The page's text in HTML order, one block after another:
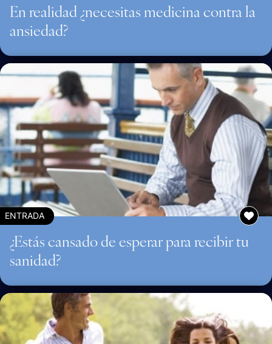
En realidad ¿necesitas medicina contra la
ansiedad?
ENTRADA
¿Estás cansado de esperar para recibir tu
sanidad?